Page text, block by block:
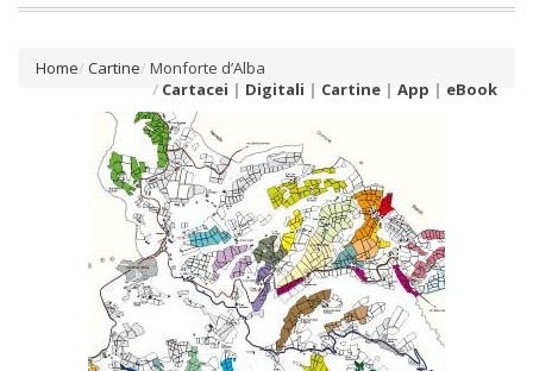
Home Cartine Monforte d’Alba
Cartacei | Digitali | Cartine | App | eBook